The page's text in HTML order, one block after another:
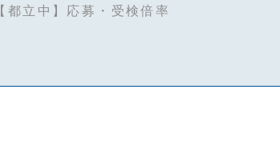
【都立中】応募・受検倍率